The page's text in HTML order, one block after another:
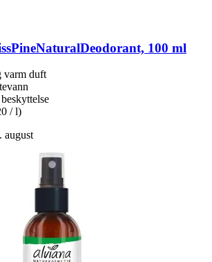
100 ml
varm duft
/ l)
august